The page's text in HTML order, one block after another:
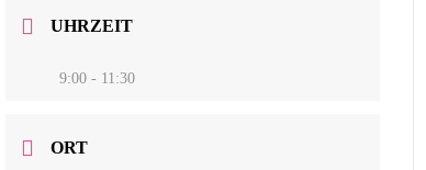
UHRZEIT
9:00 - 11:30
ORT